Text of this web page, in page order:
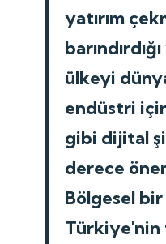
yatırım
ülkeyi
endüstri
gibi dijital
derece
Bölgesel